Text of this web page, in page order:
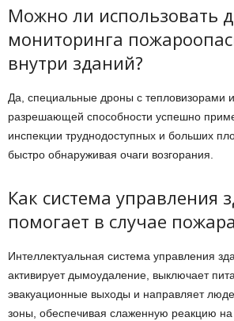
Можно ли использовать
мониторинга
внутри зданий?
Да, специальные дроны с тепловизорами
разрешающей способности успешно
инспекции труднодоступных и больших
быстро обнаруживая очаги возгорания.
Как система управления
помогает в случае
Интеллектуальная система управления
активирует дымоудаление, выключает
эвакуационные выходы и направляет
зоны, обеспечивая слаженную реакцию